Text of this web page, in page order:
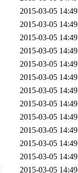
2015-03-05 14:49
2015-03-05 14:49
2015-03-05 14:49
2015-03-05 14:49
2015-03-05 14:49
2015-03-05 14:49
2015-03-05 14:49
2015-03-05 14:49
2015-03-05 14:49
2015-03-05 14:49
2015-03-05 14:49
2015-03-05 14:49
2015-03-05 14:49